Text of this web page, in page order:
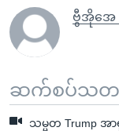
ဗွီအိုအေ (
ဆက်စပ်သတင်
သမ္မတ Trump အ